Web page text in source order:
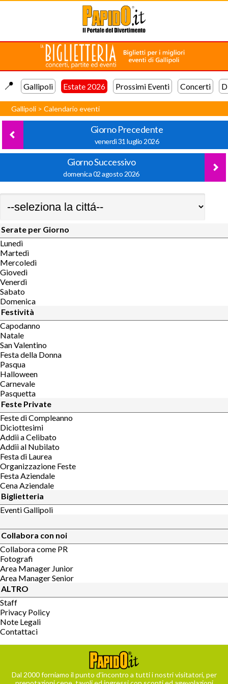
📍️ Gallipoli Estate 2026 Prossimi Eventi Concerti
Gallipoli >Calendario eventi
Giorno Precedente
venerdì 31 luglio 2026
Giorno Successivo
domenica 02 agosto 2026
Serate per Giorno
Lunedì
Martedì
Mercoledì
Giovedì
Venerdì
Sabato
Domenica
Festività
Capodanno
Natale
San Valentino
Festa della Donna
Pasqua
Halloween
Carnevale
Pasquetta
Feste Private
Feste di Compleanno
Diciottesimi
Addii a Celibato
Addii al Nubilato
Festa di Laurea
Organizzazione Feste
Festa Aziendale
Cena Aziendale
Biglietteria
Eventi Gallipoli
Collabora con noi
Collabora come PR
Fotografi
Area Manager Junior
Area Manager Senior
ALTRO
Staff
Privacy Policy
Note Legali
Contattaci
Dal 2000 forniamo il punto d’incontro a tutti i nostri visitatori, per